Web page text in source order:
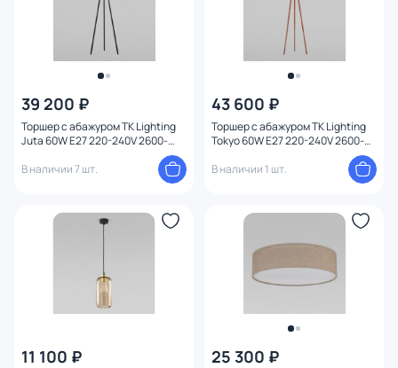
39 200 ₽
Торшер с абажуром TK Lighting
Juta 60W E27 220-240V 2600-
В наличии 7 шт.
43 600 ₽
Торшер с абажуром TK Lighting
Tokyo 60W E27 220-240V 2600-
В наличии 1 шт.
11 100 ₽ 25 300 ₽